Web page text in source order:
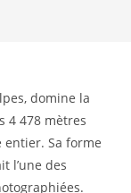
domine la
4 478 mètres
Sa forme
l’une des